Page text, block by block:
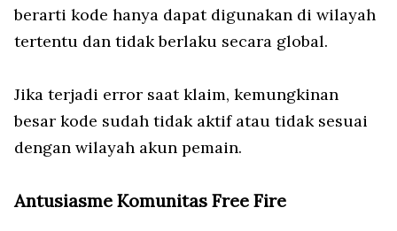
berarti kode hanya dapat digunakan di wilayah
tertentu dan tidak berlaku secara global.
Jika terjadi error saat klaim, kemungkinan
besar kode sudah tidak aktif atau tidak sesuai
dengan wilayah akun pemain.
Antusiasme Komunitas Free Fire